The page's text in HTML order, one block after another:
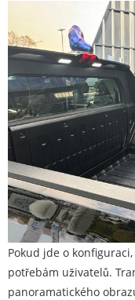
Pokud jde o
potřebám uživatelů.
panoramatického